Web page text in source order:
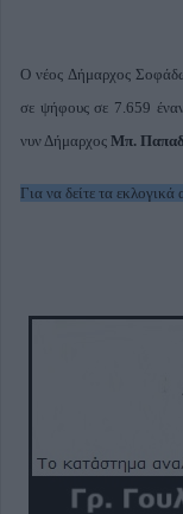
Ο νέος Δήμαρχος
σε ψήφους σε 7.659
νυν Δήμαρχος Μπ.
Για να δείτε τα